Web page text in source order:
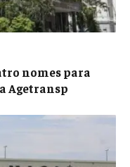
nomes para
Agetransp